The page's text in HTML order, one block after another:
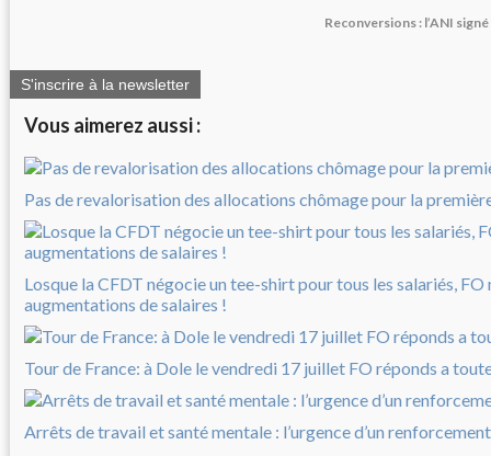
Reconversions : l’ANI
S'inscrire à la newsletter
Vous aimerez aussi :
Pas de revalorisation des allocations chômage pour la
Losque la CFDT négocie un tee-shirt pour tous les salariés, FO
augmentations de salaires !
Tour de France: à Dole le vendredi 17 juillet FO réponds a
Arrêts de travail et santé mentale : l’urgence d’un